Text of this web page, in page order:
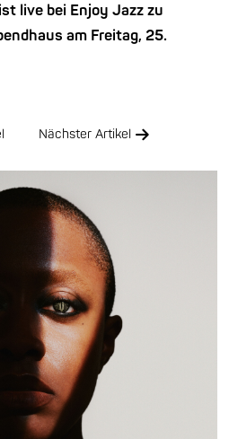
live bei Enjoy Jazz zu
am Freitag, 25.
Nächster Artikel